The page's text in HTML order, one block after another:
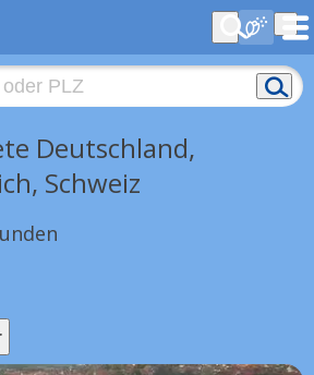
Deutschland,
Schweiz